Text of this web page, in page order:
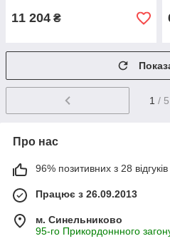
11 204 ₴
1 / 5
Про нас
96% позитивних з 28 відгуків
Працює з 26.09.2013
м. Синельниково
95-го Прикордоннного